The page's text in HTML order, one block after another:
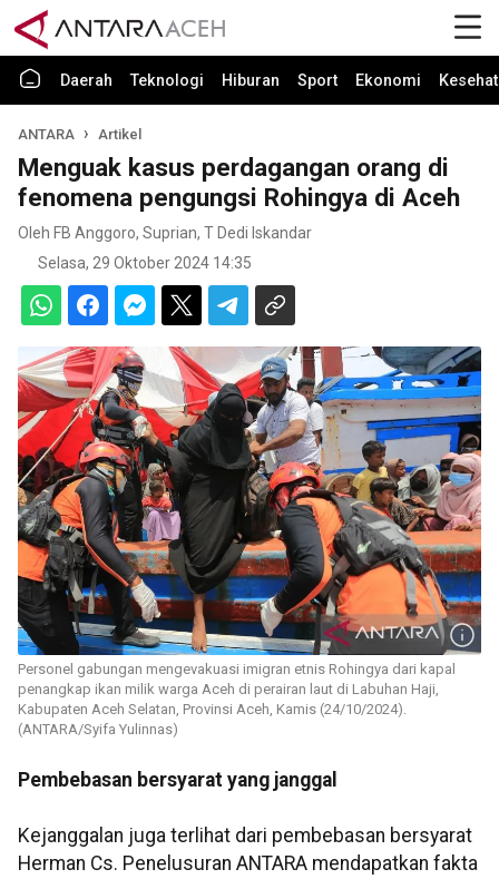
Daerah Teknologi Hiburan Sport Ekonomi
ANTARA Artikel
Menguak kasus perdagangan orang di
fenomena pengungsi Rohingya di Aceh
Oleh FB Anggoro, Suprian, T Dedi Iskandar
Selasa, 29 Oktober 2024 14:35
Personel gabungan mengevakuasi imigran etnis Rohingya dari kapal
penangkap ikan milik warga Aceh di perairan laut di Labuhan Haji,
Kabupaten Aceh Selatan, Provinsi Aceh, Kamis (24/10/2024).
(ANTARA/Syifa Yulinnas)
Pembebasan bersyarat yang janggal
Kejanggalan juga terlihat dari pembebasan bersyarat
Herman Cs. Penelusuran ANTARA mendapatkan fakta